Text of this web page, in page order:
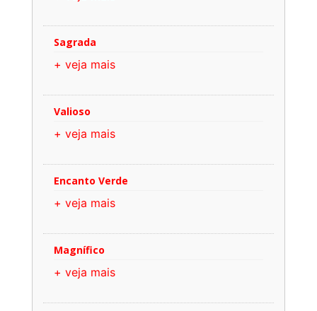
Sagrada
+ veja mais
Valioso
+ veja mais
Encanto Verde
+ veja mais
Magnífico
+ veja mais